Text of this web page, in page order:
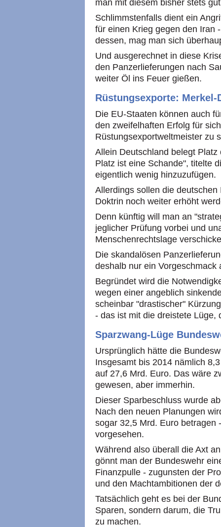
man mit diesem bisher stets
Schlimmstenfalls dient ein
für einen Krieg gegen den Iran
dessen, mag man sich
Und ausgerechnet in diese
den Panzerlieferungen nach
weiter Öl ins Feuer gießen.
Rüstungsexporte:
Die EU-Staaten können auch
den zweifelhaften Erfolg für
Rüstungsexportweltmeister zu
Allein Deutschland belegt
Platz ist eine Schande", titelte
eigentlich wenig hinzuzufügen.
Allerdings sollen die
Doktrin noch weiter erhöht
Denn künftig will man an
jeglicher Prüfung vorbei und
Menschenrechtslage
Die skandalösen
deshalb nur ein
Begründet wird die
wegen einer angeblich
scheinbar "drastischer"
- das ist mit die dreistete Lüge,
Sparzwang-Lüge
Ursprünglich hätte die
Insgesamt bis 2014 nämlich
auf 27,6 Mrd. Euro. Das wäre
gewesen, aber immerhin.
Dieser Sparbeschluss wurde
Nach den neuen Planungen
sogar 32,5 Mrd. Euro betragen
vorgesehen.
Während also überall die Axt
gönnt man der Bundeswehr
Finanzpulle - zugunsten der
und den Machtambitionen der
Tatsächlich geht es bei der
Sparen, sondern darum, die
zu machen.